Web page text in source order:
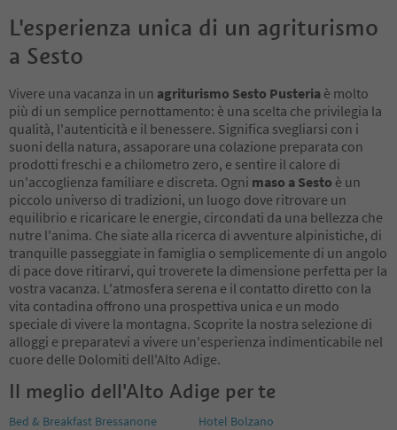
L'esperienza unica di un agriturismo
a Sesto
Vivere una vacanza in un agriturismo Sesto Pusteria è molto
più di un semplice pernottamento: è una scelta che privilegia la
qualità, l'autenticità e il benessere. Significa svegliarsi con i
suoni della natura, assaporare una colazione preparata con
prodotti freschi e a chilometro zero, e sentire il calore di
un'accoglienza familiare e discreta. Ogni maso a Sesto è un
piccolo universo di tradizioni, un luogo dove ritrovare un
equilibrio e ricaricare le energie, circondati da una bellezza che
nutre l'anima. Che siate alla ricerca di avventure alpinistiche, di
tranquille passeggiate in famiglia o semplicemente di un angolo
di pace dove ritirarvi, qui troverete la dimensione perfetta per la
vostra vacanza. L'atmosfera serena e il contatto diretto con la
vita contadina offrono una prospettiva unica e un modo
speciale di vivere la montagna. Scoprite la nostra selezione di
alloggi e preparatevi a vivere un'esperienza indimenticabile nel
cuore delle Dolomiti dell'Alto Adige.
Il meglio dell'Alto Adige per te
Bed & Breakfast Bressanone
Hotel Bolzano